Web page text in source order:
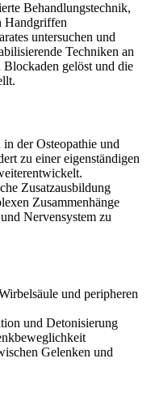
Behandlungstechnik,
Handgriffen
untersuchen und
Techniken an
gelöst und die
der Osteopathie und
zu einer eigenständigen
Zusatzausbildung
Zusammenhänge
Nervensystem zu
und peripheren
und Detonisierung
Gelenken und